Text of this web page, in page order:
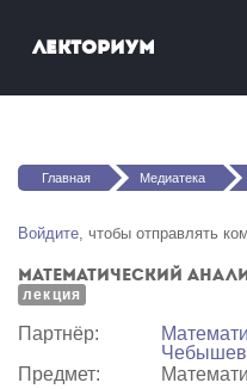
Лекториум
Вы здесь
Главная Медиатека
Войдите, чтобы отправлять
Математический
лекция
Партнёр:
Предмет: